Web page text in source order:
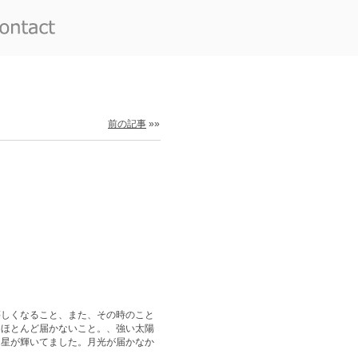
前の記事 »»
くなること、また、その時のこと
とんど届かないこと。、強い太陽
が輝いてました。月光が届かなか